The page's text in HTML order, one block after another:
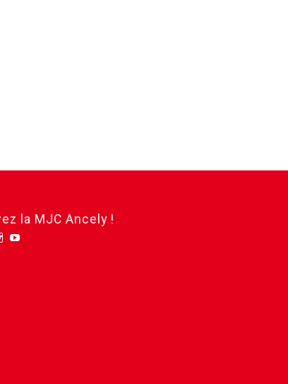
la MJC Ancely !
Instagram